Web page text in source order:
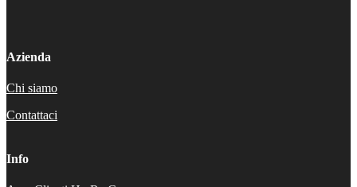
Azienda
Chi siamo
Contattaci
Info